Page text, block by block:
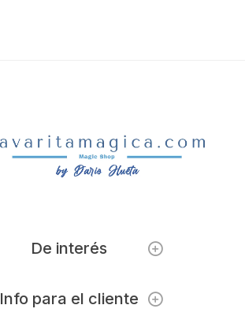
De interés
Info para el cliente